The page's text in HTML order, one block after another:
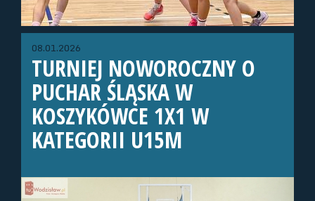
08.01.2026
TURNIEJ NOWOROCZNY O
PUCHAR ŚLĄSKA W
KOSZYKÓWCE 1X1 W
KATEGORII U15M